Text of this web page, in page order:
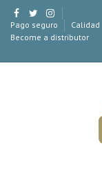
Pago seguro Calidad
Become a distributor